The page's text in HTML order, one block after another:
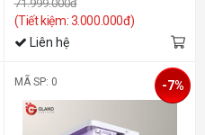
71.999.000đ
(Tiết kiệm: 3.000.000đ)
Liên hệ
MÃ SP: 0 -7%